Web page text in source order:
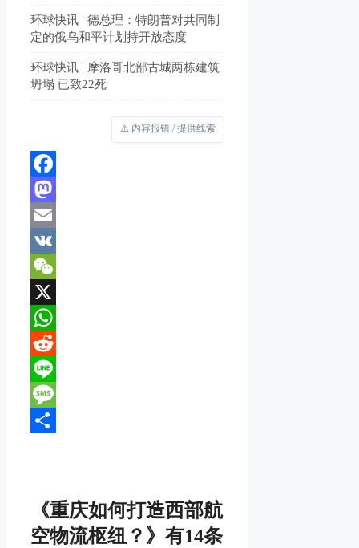
环球快讯 | 德总理：特朗普对共同制
定的俄乌和平计划持开放态度
环球快讯 | 摩洛哥北部古城两栋建筑
坍塌 已致22死
⚠️ 内容报错 / 提供线索
Facebook
Mastodon
Email
VK
WeChat
X
WhatsApp
Reddit
Line
Message
《重庆如何打造西部航
空物流枢纽？》有14条